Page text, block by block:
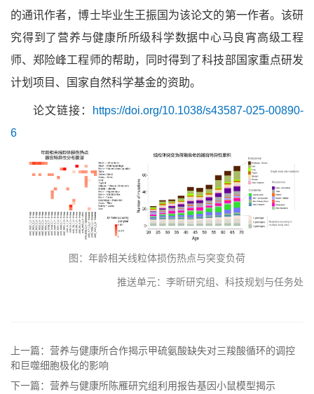
的通讯作者，博士毕业生王振国为该论文的第一作者。该研
究得到了营养与健康所所级科学数据中心马良宵高级工程
师、郑险峰工程师的帮助，同时得到了科技部国家重点研发
计划项目、国家自然科学基金的资助。
论文链接：
https://doi.org/10.1038/s43587-025-00890-
6
图：年龄相关线粒体损伤热点与突变负荷
推送单元：李昕研究组、科技规划与任务处
上一篇：营养与健康所合作揭示甲硫氨酸缺失对三羧酸循环的调控
和巨噬细胞极化的影响
下一篇：营养与健康所陈雁研究组利用报告基因小鼠模型揭示